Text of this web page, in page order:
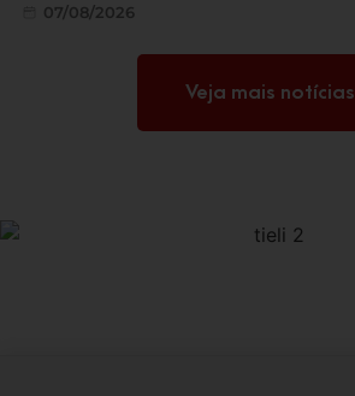
07/08/2026
Veja mais notícias